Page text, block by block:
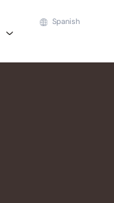
Spanish